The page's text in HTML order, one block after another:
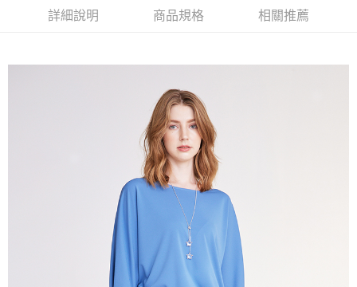
３．安心：先確認商品／服務後，再付款。
結帳頁面，進行簡訊認證並確認金額後，即可完成結帳。
３．收到繳費通知簡訊後14天內，點擊此簡訊中的連結，可透過四大超商／
ATM／網路銀行／等多元方式進行付款，方視為交易完成。
※ 請注意：結帳手續完成當下不需立刻繳費，但若您需要取消訂單，請聯絡
購買商品的店家。未經商家同意取消之訂單仍視為有效，需透過AFTEE先享
※ 交易是否成功請以「AFTEE先享後付 」之結帳頁面顯示為準，若有關於
是否繳費成功／繳費後需取消欲退款等相關疑問，請聯繫「AFTEE先享後付
https://netprotections.freshdesk.com/support/home
１．透過由恩沛科技股份有限公司提供之「AFTEE先享後付」服務完成之交
易，需依本服務之必要範圍內提供個人資料，並將交易相關給付款項請求債
權轉讓予恩沛科技股份有限公司。
２．關於個人資料處理事宜，請瀏覽以下網址：
每筆NT$60，滿NT$2,000(含以上)免運費
付款後7-11取貨---滿2000元免運
每筆NT$60，滿NT$2,000(含以上)免運費
每筆NT$120，滿NT$2,000(含以上)免運費
詳細說明 商品規格 相關推薦